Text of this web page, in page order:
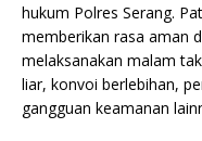
hukum Polres Serang.
memberikan rasa aman
melaksanakan malam
liar, konvoi berlebihan,
gangguan keamanan